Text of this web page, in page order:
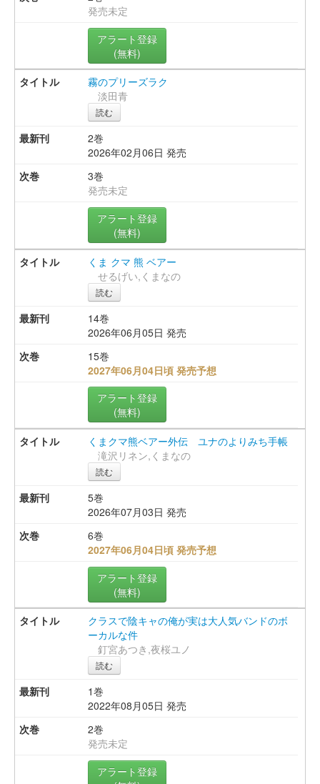
発売未定
アラート登録
(無料)
霧のプリーズラク
淡田青
読む
2巻
2026年02月06日 発売
3巻
発売未定
アラート登録
(無料)
くま クマ 熊 ベアー
せるげい,くまなの
読む
14巻
2026年06月05日 発売
15巻
2027年06月04日頃 発売予想
アラート登録
(無料)
くまクマ熊ベアー外伝 ユナのよりみち手帳
滝沢リネン,くまなの
読む
5巻
2026年07月03日 発売
6巻
2027年06月04日頃 発売予想
アラート登録
(無料)
クラスで陰キャの俺が実は大人気バンドのボ
ーカルな件
釘宮あつき,夜桜ユノ
読む
1巻
2022年08月05日 発売
2巻
発売未定
アラート登録